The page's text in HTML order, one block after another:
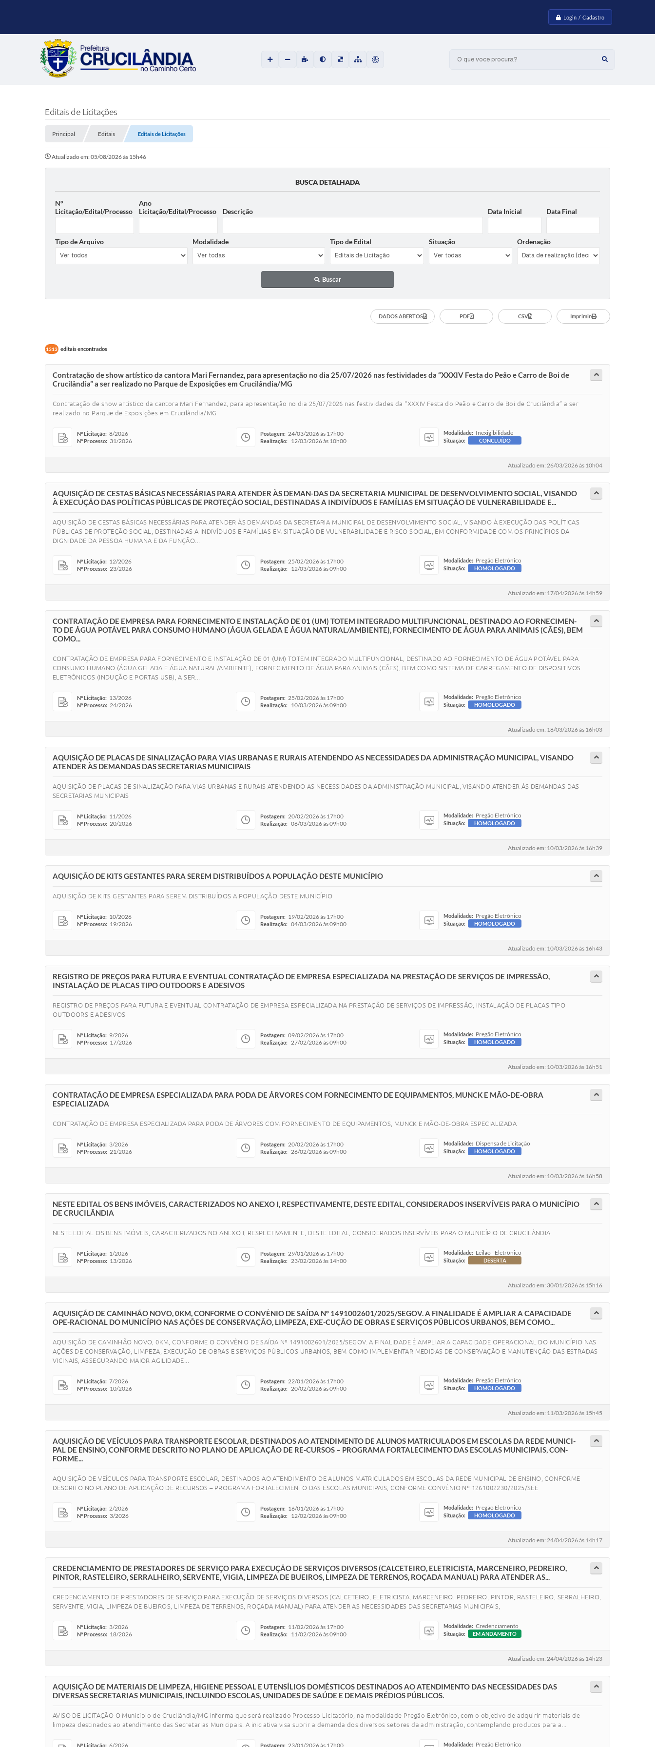
Login / Cadastro
O que voce procura?
Editais de Licitações
Principal Editais Editais de Licitações
Atualizado em: 05/08/2026 às 15h46
BUSCA DETALHADA
Nº
Licitação/Edital/Processo
Ano
Licitação/Edital/Processo
Descrição Data Inicial Data Final
Tipo de Arquivo Modalidade Tipo de Edital Situação Ordenação
Buscar
DADOS ABERTOS PDF CSV Imprimir
1313 editais encontrados
Contratação de show artístico da cantora Mari Fernandez, para apresentação no dia 25/07/2026 nas festividades da “XXXIV Festa do Peão e Carro de Boi de
Crucilândia” a ser realizado no Parque de Exposições em Crucilândia/MG
Contratação de show artístico da cantora Mari Fernandez, para apresentação no dia 25/07/2026 nas festividades da “XXXIV Festa do Peão e Carro de Boi de Crucilândia” a ser
realizado no Parque de Exposições em Crucilândia/MG
Nº Licitação: 8/2026
Nº Processo: 31/2026
Postagem: 24/03/2026 às 17h00
Realização: 12/03/2026 às 10h00
Modalidade: Inexigibilidade
Situação: CONCLUÍDO
Atualizado em: 26/03/2026 às 10h04
AQUISIÇÃO DE CESTAS BÁSICAS NECESSÁRIAS PARA ATENDER ÀS DEMAN-DAS DA SECRETARIA MUNICIPAL DE DESENVOLVIMENTO SOCIAL, VISANDO
À EXECUÇÃO DAS POLÍTICAS PÚBLICAS DE PROTEÇÃO SOCIAL, DESTINADAS A INDIVÍDUOS E FAMÍLIAS EM SITUAÇÃO DE VULNERABILIDADE E...
AQUISIÇÃO DE CESTAS BÁSICAS NECESSÁRIAS PARA ATENDER ÀS DEMANDAS DA SECRETARIA MUNICIPAL DE DESENVOLVIMENTO SOCIAL, VISANDO À EXECUÇÃO DAS POLÍTICAS
PÚBLICAS DE PROTEÇÃO SOCIAL, DESTINADAS A INDIVÍDUOS E FAMÍLIAS EM SITUAÇÃO DE VULNERABILIDADE E RISCO SOCIAL, EM CONFORMIDADE COM OS PRINCÍPIOS DA
DIGNIDADE DA PESSOA HUMANA E DA FUNÇÃO...
Nº Licitação: 12/2026
Nº Processo: 23/2026
Postagem: 25/02/2026 às 17h00
Realização: 12/03/2026 às 09h00
Modalidade: Pregão Eletrônico
Situação: HOMOLOGADO
Atualizado em: 17/04/2026 às 14h59
CONTRATAÇÃO DE EMPRESA PARA FORNECIMENTO E INSTALAÇÃO DE 01 (UM) TOTEM INTEGRADO MULTIFUNCIONAL, DESTINADO AO FORNECIMEN-
TO DE ÁGUA POTÁVEL PARA CONSUMO HUMANO (ÁGUA GELADA E ÁGUA NATURAL/AMBIENTE), FORNECIMENTO DE ÁGUA PARA ANIMAIS (CÃES), BEM
COMO...
CONTRATAÇÃO DE EMPRESA PARA FORNECIMENTO E INSTALAÇÃO DE 01 (UM) TOTEM INTEGRADO MULTIFUNCIONAL, DESTINADO AO FORNECIMENTO DE ÁGUA POTÁVEL PARA
CONSUMO HUMANO (ÁGUA GELADA E ÁGUA NATURAL/AMBIENTE), FORNECIMENTO DE ÁGUA PARA ANIMAIS (CÃES), BEM COMO SISTEMA DE CARREGAMENTO DE DISPOSITIVOS
ELETRÔNICOS (INDUÇÃO E PORTAS USB), A SER...
Nº Licitação: 13/2026
Nº Processo: 24/2026
Postagem: 25/02/2026 às 17h00
Realização: 10/03/2026 às 09h00
Modalidade: Pregão Eletrônico
Situação: HOMOLOGADO
Atualizado em: 18/03/2026 às 16h03
AQUISIÇÃO DE PLACAS DE SINALIZAÇÃO PARA VIAS URBANAS E RURAIS ATENDENDO AS NECESSIDADES DA ADMINISTRAÇÃO MUNICIPAL, VISANDO
ATENDER ÀS DEMANDAS DAS SECRETARIAS MUNICIPAIS
AQUISIÇÃO DE PLACAS DE SINALIZAÇÃO PARA VIAS URBANAS E RURAIS ATENDENDO AS NECESSIDADES DA ADMINISTRAÇÃO MUNICIPAL, VISANDO ATENDER ÀS DEMANDAS DAS
SECRETARIAS MUNICIPAIS
Nº Licitação: 11/2026
Nº Processo: 20/2026
Postagem: 20/02/2026 às 17h00
Realização: 06/03/2026 às 09h00
Modalidade: Pregão Eletrônico
Situação: HOMOLOGADO
Atualizado em: 10/03/2026 às 16h39
AQUISIÇÃO DE KITS GESTANTES PARA SEREM DISTRIBUÍDOS A POPULAÇÃO DESTE MUNICÍPIO
AQUISIÇÃO DE KITS GESTANTES PARA SEREM DISTRIBUÍDOS A POPULAÇÃO DESTE MUNICÍPIO
Nº Licitação: 10/2026
Nº Processo: 19/2026
Postagem: 19/02/2026 às 17h00
Realização: 04/03/2026 às 09h00
Modalidade: Pregão Eletrônico
Situação: HOMOLOGADO
Atualizado em: 10/03/2026 às 16h43
REGISTRO DE PREÇOS PARA FUTURA E EVENTUAL CONTRATAÇÃO DE EMPRESA ESPECIALIZADA NA PRESTAÇÃO DE SERVIÇOS DE IMPRESSÃO,
INSTALAÇÃO DE PLACAS TIPO OUTDOORS E ADESIVOS
REGISTRO DE PREÇOS PARA FUTURA E EVENTUAL CONTRATAÇÃO DE EMPRESA ESPECIALIZADA NA PRESTAÇÃO DE SERVIÇOS DE IMPRESSÃO, INSTALAÇÃO DE PLACAS TIPO
OUTDOORS E ADESIVOS
Nº Licitação: 9/2026
Nº Processo: 17/2026
Postagem: 09/02/2026 às 17h00
Realização: 27/02/2026 às 09h00
Modalidade: Pregão Eletrônico
Situação: HOMOLOGADO
Atualizado em: 10/03/2026 às 16h51
CONTRATAÇÃO DE EMPRESA ESPECIALIZADA PARA PODA DE ÁRVORES COM FORNECIMENTO DE EQUIPAMENTOS, MUNCK E MÃO-DE-OBRA
ESPECIALIZADA
CONTRATAÇÃO DE EMPRESA ESPECIALIZADA PARA PODA DE ÁRVORES COM FORNECIMENTO DE EQUIPAMENTOS, MUNCK E MÃO-DE-OBRA ESPECIALIZADA
Nº Licitação: 3/2026
Nº Processo: 21/2026
Postagem: 20/02/2026 às 17h00
Realização: 26/02/2026 às 09h00
Modalidade: Dispensa de Licitação
Situação: HOMOLOGADO
Atualizado em: 10/03/2026 às 16h58
NESTE EDITAL OS BENS IMÓVEIS, CARACTERIZADOS NO ANEXO I, RESPECTIVAMENTE, DESTE EDITAL, CONSIDERADOS INSERVÍVEIS PARA O MUNICÍPIO
DE CRUCILÂNDIA
NESTE EDITAL OS BENS IMÓVEIS, CARACTERIZADOS NO ANEXO I, RESPECTIVAMENTE, DESTE EDITAL, CONSIDERADOS INSERVÍVEIS PARA O MUNICÍPIO DE CRUCILÂNDIA
Nº Licitação: 1/2026
Nº Processo: 13/2026
Postagem: 29/01/2026 às 17h00
Realização: 23/02/2026 às 14h00
Modalidade: Leilão - Eletrônico
Situação: DESERTA
Atualizado em: 30/01/2026 às 15h16
AQUISIÇÃO DE CAMINHÃO NOVO, 0KM, CONFORME O CONVÊNIO DE SAÍDA Nº 1491002601/2025/SEGOV. A FINALIDADE É AMPLIAR A CAPACIDADE
OPE-RACIONAL DO MUNICÍPIO NAS AÇÕES DE CONSERVAÇÃO, LIMPEZA, EXE-CUÇÃO DE OBRAS E SERVIÇOS PÚBLICOS URBANOS, BEM COMO...
AQUISIÇÃO DE CAMINHÃO NOVO, 0KM, CONFORME O CONVÊNIO DE SAÍDA Nº 1491002601/2025/SEGOV. A FINALIDADE É AMPLIAR A CAPACIDADE OPERACIONAL DO MUNICÍPIO NAS
AÇÕES DE CONSERVAÇÃO, LIMPEZA, EXECUÇÃO DE OBRAS E SERVIÇOS PÚBLICOS URBANOS, BEM COMO IMPLEMENTAR MEDIDAS DE CONSERVAÇÃO E MANUTENÇÃO DAS ESTRADAS
VICINAIS, ASSEGURANDO MAIOR AGILIDADE...
Nº Licitação: 7/2026
Nº Processo: 10/2026
Postagem: 22/01/2026 às 17h00
Realização: 20/02/2026 às 09h00
Modalidade: Pregão Eletrônico
Situação: HOMOLOGADO
Atualizado em: 11/03/2026 às 15h45
AQUISIÇÃO DE VEÍCULOS PARA TRANSPORTE ESCOLAR, DESTINADOS AO ATENDIMENTO DE ALUNOS MATRICULADOS EM ESCOLAS DA REDE MUNICI-
PAL DE ENSINO, CONFORME DESCRITO NO PLANO DE APLICAÇÃO DE RE-CURSOS – PROGRAMA FORTALECIMENTO DAS ESCOLAS MUNICIPAIS, CON-
FORME...
AQUISIÇÃO DE VEÍCULOS PARA TRANSPORTE ESCOLAR, DESTINADOS AO ATENDIMENTO DE ALUNOS MATRICULADOS EM ESCOLAS DA REDE MUNICIPAL DE ENSINO, CONFORME
DESCRITO NO PLANO DE APLICAÇÃO DE RECURSOS – PROGRAMA FORTALECIMENTO DAS ESCOLAS MUNICIPAIS, CONFORME CONVÊNIO Nº 1261002230/2025/SEE
Nº Licitação: 2/2026
Nº Processo: 3/2026
Postagem: 16/01/2026 às 17h00
Realização: 12/02/2026 às 09h00
Modalidade: Pregão Eletrônico
Situação: HOMOLOGADO
Atualizado em: 24/04/2026 às 14h17
CREDENCIAMENTO DE PRESTADORES DE SERVIÇO PARA EXECUÇÃO DE SERVIÇOS DIVERSOS (CALCETEIRO, ELETRICISTA, MARCENEIRO, PEDREIRO,
PINTOR, RASTELEIRO, SERRALHEIRO, SERVENTE, VIGIA, LIMPEZA DE BUEIROS, LIMPEZA DE TERRENOS, ROÇADA MANUAL) PARA ATENDER AS...
CREDENCIAMENTO DE PRESTADORES DE SERVIÇO PARA EXECUÇÃO DE SERVIÇOS DIVERSOS (CALCETEIRO, ELETRICISTA, MARCENEIRO, PEDREIRO, PINTOR, RASTELEIRO, SERRALHEIRO,
SERVENTE, VIGIA, LIMPEZA DE BUEIROS, LIMPEZA DE TERRENOS, ROÇADA MANUAL) PARA ATENDER AS NECESSIDADES DAS SECRETARIAS MUNICIPAIS,
Nº Licitação: 3/2026
Nº Processo: 18/2026
Postagem: 11/02/2026 às 17h00
Realização: 11/02/2026 às 09h00
Modalidade: Credenciamento
Situação: EM ANDAMENTO
Atualizado em: 24/04/2026 às 14h23
AQUISIÇÃO DE MATERIAIS DE LIMPEZA, HIGIENE PESSOAL E UTENSÍLIOS DOMÉSTICOS DESTINADOS AO ATENDIMENTO DAS NECESSIDADES DAS
DIVERSAS SECRETARIAS MUNICIPAIS, INCLUINDO ESCOLAS, UNIDADES DE SAÚDE E DEMAIS PRÉDIOS PÚBLICOS.
AVISO DE LICITAÇÃO O Município de Crucilândia/MG informa que será realizado Processo Licitatório, na modalidade Pregão Eletrônico, com o objetivo de adquirir materiais de
limpeza destinados ao atendimento das Secretarias Municipais. A iniciativa visa suprir a demanda dos diversos setores da administração, contemplando produtos para a...
Nº Licitação: 6/2026 Postagem: 23/01/2026 às 17h00 Modalidade: Pregão Eletrônico